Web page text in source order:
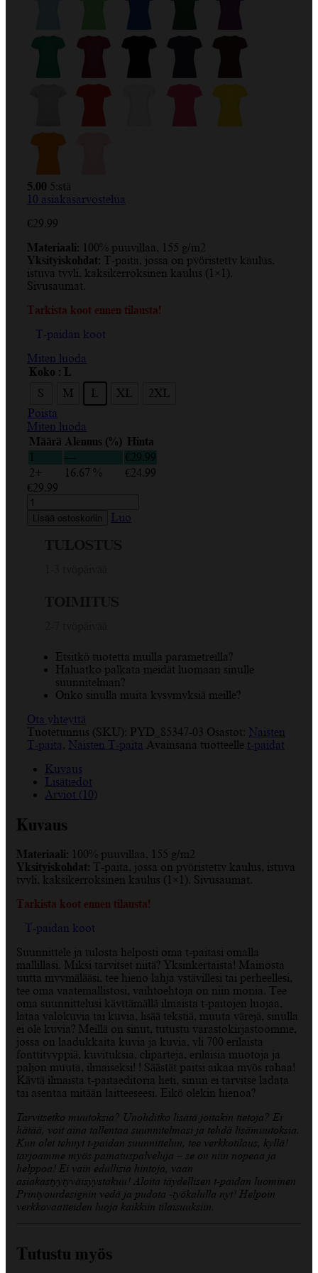
5.00 5:stä
10 asiakasarvostelua
€29.99
Materiaali: 100% puuvillaa, 155 g/m2
Yksityiskohdat: T-paita, jossa on pyöristetty kaulus,
istuva tyyli, kaksikerroksinen kaulus (1×1).
Sivusaumat.
Tarkista koot ennen tilausta!
T-paidan koot
Miten luoda
Koko : L
S
M L XL
2XL
Poista
Miten luoda
Määrä Alennus (%)
Hinta
1
— € 29.99
2+
16.67 % €24.99
€29.99
The
Best
City
määrä
Lisää ostoskoriin Luo
Etsitkö tuotetta muilla parametreilla?
Haluatko palkata meidät luomaan sinulle
suunnitelman?
Onko sinulla muita kysymyksiä meille?
Ota yhteyttä
Tuotetunnus (SKU): PYD_85347-03 Osastot: Naisten
T-paita, Naisten T-paita Avainsana tuotteelle t-paidat
Kuvaus
Lisätiedot
Arviot (10)
Kuvaus
Materiaali: 100% puuvillaa, 155 g/m2
Yksityiskohdat: T-paita, jossa on pyöristetty kaulus, istuva
tyyli, kaksikerroksinen kaulus (1×1). Sivusaumat.
Tarkista koot ennen tilausta!
T-paidan koot
Suunnittele ja tulosta helposti oma t-paitasi omalla
mallillasi. Miksi tarvitset niitä? Yksinkertaista! Mainosta
uutta myymälääsi, tee hieno lahja ystävillesi tai perheellesi,
tee oma vaatemallistosi, vaihtoehtoja on niin monia. Tee
oma suunnittelusi käyttämällä ilmaista t-paitojen luojaa,
lataa valokuvia tai kuvia, lisää tekstiä, muuta värejä, sinulla
ei ole kuvia? Meillä on sinut, tutustu varastokirjastoomme,
jossa on laadukkaita kuvia ja kuvia, yli 700 erilaista
fonttityyppiä, kuvituksia, cliparteja, erilaisia muotoja ja
paljon muuta, ilmaiseksi! ! Säästät paitsi aikaa myös rahaa!
Käytä ilmaista t-paitaeditoria heti, sinun ei tarvitse ladata
tai asentaa mitään laitteeseesi. Eikö olekin hienoa?
Tarvitsetko muutoksia? Unohditko lisätä joitakin tietoja? Ei
hätää, voit aina tallentaa suunnitelmasi ja tehdä lisämuutoksia.
Kun olet tehnyt t-paidan suunnittelun, tee verkkotilaus, kyllä!
tarjoamme myös painatuspalveluja – se on niin nopeaa ja
helppoa! Ei vain edullisia hintoja, vaan
asiakastyytyväisyystakuu! Aloita täydellisen t-paidan luominen
Printyourdesignin vedä ja pudota -työkalulla nyt! Helpoin
verkkovaatteiden luoja kaikkiin tilaisuuksiin.
Tutustu myös